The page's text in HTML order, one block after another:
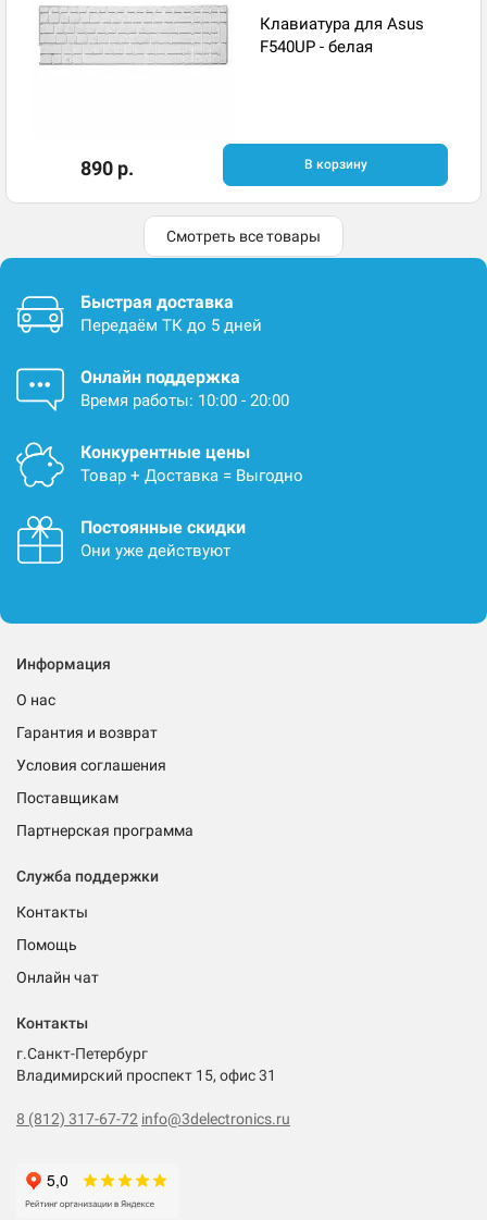
Клавиатура для Asus
F540UP - белая
890 р. В корзину
Смотреть все товары
Быстрая доставка
Передаём ТК до 5 дней
Онлайн поддержка
Время работы: 10:00 - 20:00
Конкурентные цены
Товар + Доставка = Выгодно
Постоянные скидки
Они уже действуют
Информация
О нас
Гарантия и возврат
Условия соглашения
Поставщикам
Партнерская программа
Служба поддержки
Контакты
Помощь
Онлайн чат
Контакты
г.Санкт-Петербург
Владимирский проспект 15, офис 31
8 (812) 317-67-72 info@3delectronics.ru